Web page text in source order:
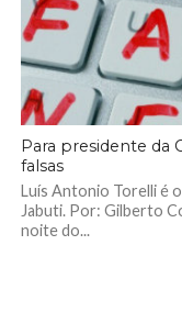
Para presidente da
falsas
Luís Antonio Torelli é
Jabuti. Por: Gilberto
noite do...